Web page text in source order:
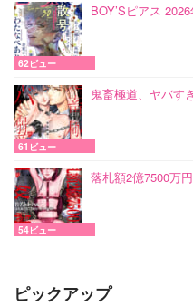
BOY’Sピアス
62ビュー
鬼畜極道、ヤバす
61ビュー
落札額2億7500万
54ビュー
ピックアップ